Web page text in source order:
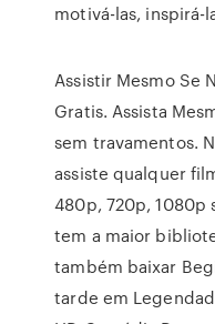
motivá-las, inspirá-
Assistir Mesmo Se
Gratis. Assista
sem travamentos.
assiste qualquer
480p, 720p, 1080p
tem a maior
também baixar
tarde em